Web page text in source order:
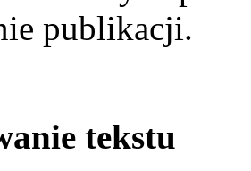
publikacji.
tekstu